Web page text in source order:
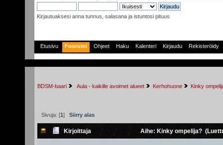
Kirjautuaksesi anna tunnus, salasana ja istuntosi pituus
Etusivu Foorumi Ohjeet Haku Kalenteri Kirjaudu Rekisteröidy
BDSM-baari Aula - kaikille avoimet alueet Kerhohuone Kinky
Sivuja: [1] Siirry alas
Kirjoittaja Aihe: Kinky ompelija?